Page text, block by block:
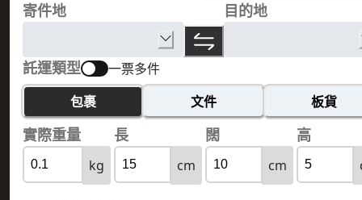
寄件地 目的地
託運類型 一票多件
包裹 文件 板貨
實際重量 長 闊 高
kg cm cm